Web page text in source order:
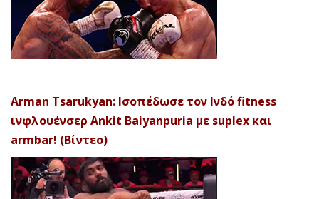
Arman Tsarukyan: Ισοπέδωσε τον Ινδό fitness
ινφλουένσερ Ankit Baiyanpuria με suplex και
armbar! (Βίντεο)